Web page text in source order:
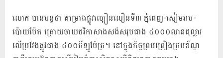
លោក បានបន្តថា គម្រោងផ្លូវ​ល្បឿនលឿន​ទី៣ ភ្នំពេញ-សៀមរាប-
ប៉ោយប៉ែត គ្រោយ​ចាយ​ថវិកាសាងសង់​​សរុប​ជាង ៤០០០លាន​ដុល្លារ
លើ​ប្រវែង​ផ្លូវ​ជាង ៤០០គីឡូម៉ែត្រ។ នៅក្នុងកិច្ចព្រមព្រៀងក្របខ័ណ្ឌ